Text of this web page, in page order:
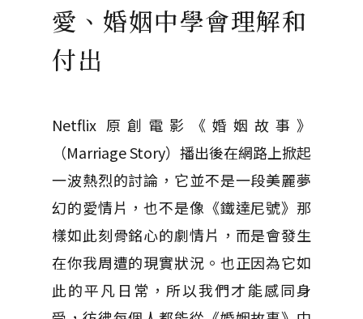
愛、婚姻中學會理解和
付出
Netflix 原創電影《婚姻故事》
（Marriage Story）播出後在網路上掀起
一波熱烈的討論，它並不是一段美麗夢
幻的愛情片，也不是像《鐵達尼號》那
樣如此刻骨銘心的劇情片，而是會發生
在你我周遭的現實狀況。也正因為它如
此的平凡日常，所以我們才能感同身